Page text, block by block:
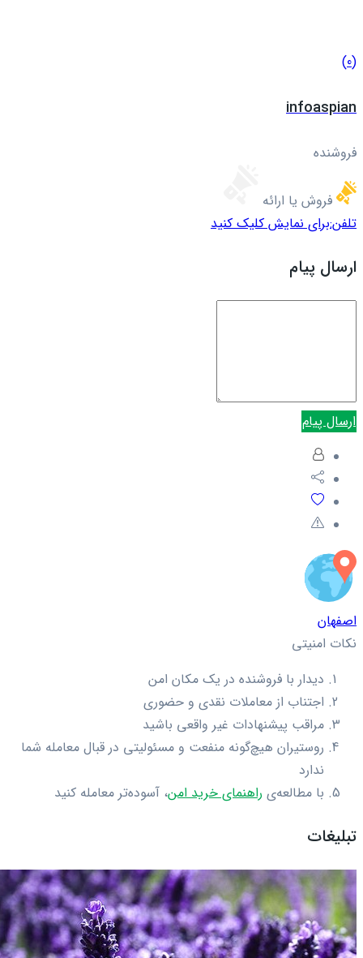
(0)
infoaspian
فروشنده
فروش یا ارائه
تلفن:برای نمایش کلیک کنید
ارسال پیام
ارسال پیام
اصفهان
نکات امنیتی
دیدار با فروشنده در یک مکان امن
اجتناب از معاملات نقدی و حضوری
مراقب پیشنهادات غیر واقعی باشید
روستیران هیچ‌گونه منفعت و مسئولیتی در قبال معامله شما
ندارد
با مطالعه‌ی راهنمای خرید امن، آسوده‌تر معامله کنید
تبلیغات